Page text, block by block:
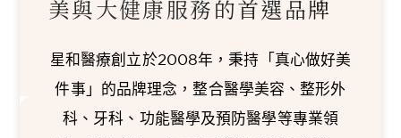
美與大健康服務的首選品牌
星和醫療創立於2008年，秉持「真心做好美
件事」的品牌理念，整合醫學美容、整形外
科、牙科、功能醫學及預防醫學等專業領